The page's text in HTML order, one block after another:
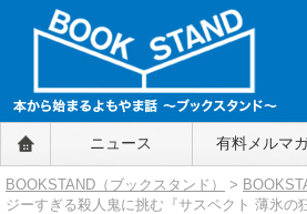
BOOKSTAND（ブックスタンド）
～本から始まるよもやま話～
BOOKSTAND（ブ
ックスタンド）
ニュース 有料メルマ
BOOKSTAND（ブックスタンド） >
ジーすぎる殺人鬼に挑む『サスペクト 薄氷の